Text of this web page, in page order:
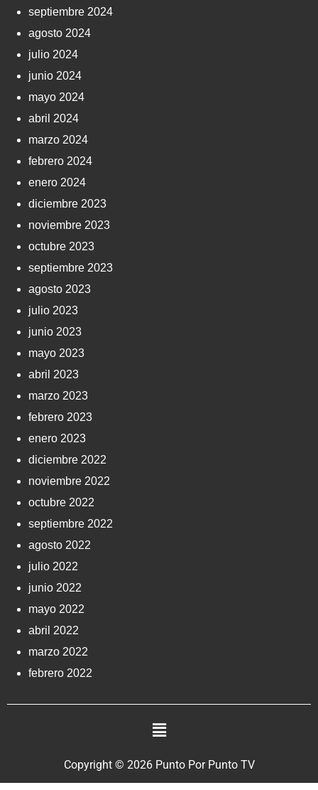
septiembre 2024
agosto 2024
julio 2024
junio 2024
mayo 2024
abril 2024
marzo 2024
febrero 2024
enero 2024
diciembre 2023
noviembre 2023
octubre 2023
septiembre 2023
agosto 2023
julio 2023
junio 2023
mayo 2023
abril 2023
marzo 2023
febrero 2023
enero 2023
diciembre 2022
noviembre 2022
octubre 2022
septiembre 2022
agosto 2022
julio 2022
junio 2022
mayo 2022
abril 2022
marzo 2022
febrero 2022
Copyright © 2026 Punto Por Punto TV